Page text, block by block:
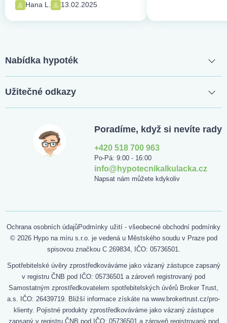
Hana L. 13.02.2025
Nabídka hypoték
Užitečné odkazy
Poradíme, když si nevíte rady
+420 518 700 963
Po-Pá: 9:00 - 16:00
info@hypotecnikalkulacka.cz
Napsat nám můžete kdykoliv
Ochrana osobních údajůPodmínky užití - všeobecné obchodní podmínky
© 2026 Hypo na míru s.r.o. je vedená u Městského soudu v Praze pod
spisovou značkou C 269834, IČO: 05736501.
Spotřebitelské úvěry zprostředkováváme jako vázaný zástupce zapsaný
v registru ČNB pod IČO: 05736501 a zároveň registrovaný pod
Samostatným zprostředkovatelem spotřebitelských úvěrů Broker Trust,
a.s. IČO: 26439719. Bližší informace získáte na www.brokertrust.cz/pro-
klienty. Pojistné produkty zprostředkováváme jako vázaný zástupce
zapsaný v registru ČNB pod IČO: 05736501 a zároveň registrovaný pod